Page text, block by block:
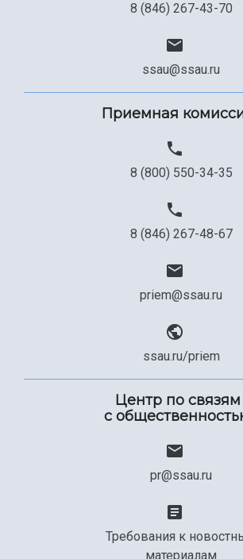
8 (846) 267-43-70
ssau@ssau.ru
Приемная
8 (800) 550-34-35
8 (846) 267-48-67
priem@ssau.ru
ssau.ru/priem
Центр по связям
с
pr@ssau.ru
Требования к
материалам